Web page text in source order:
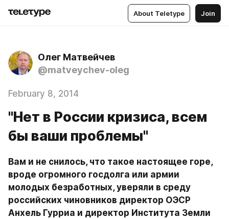
About Teletype Join
Олег Матвейчев
@matveychev-oleg
February 8, 2014
"Нет в России кризиса, всем
бы ваши проблемы"
Вам и не снилось, что такое настоящее горе,
вроде огромного госдолга или армии
молодых безработных, уверяли в среду
российских чиновников директор ОЭСР
Анхель Гурриа и директор Института Земли